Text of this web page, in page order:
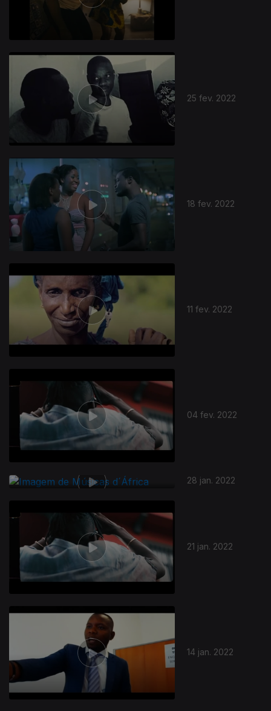
25 fev. 2022
18 fev. 2022
11 fev. 2022
598510
04 fev. 2022
28 jan. 2022
21 jan. 2022
14 jan. 2022